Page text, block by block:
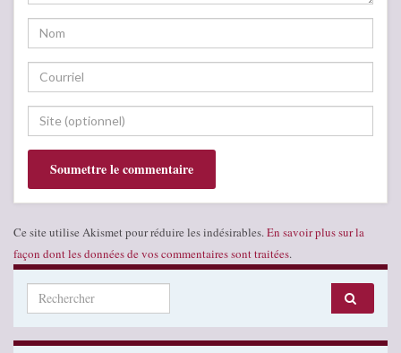
Ce site utilise Akismet pour réduire les indésirables. En savoir plus sur la
façon dont les données de vos commentaires sont traitées.
Search for: